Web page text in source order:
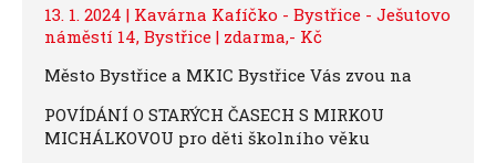
13. 1. 2024 | Kavárna Kafíčko - Bystřice - Ješutovo
náměstí 14, Bystřice | zdarma,- Kč
Město Bystřice a MKIC Bystřice Vás zvou na
POVÍDÁNÍ O STARÝCH ČASECH S MIRKOU
MICHÁLKOVOU pro děti školního věku